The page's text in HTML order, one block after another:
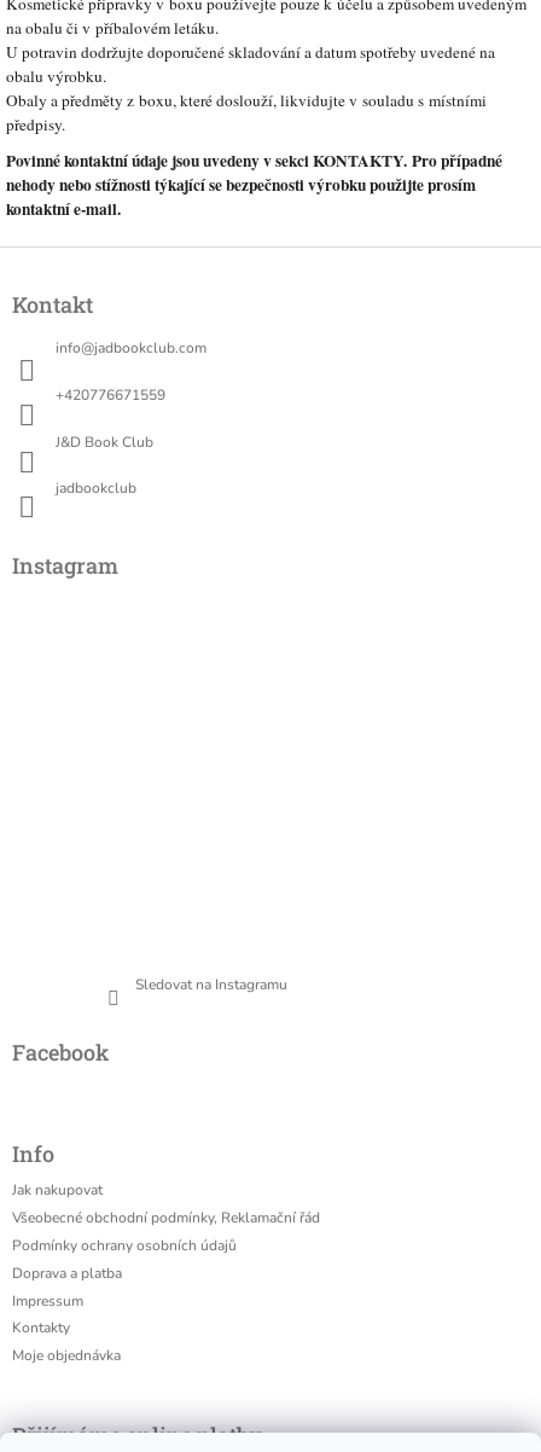
na obalu či v příbalovém letáku.
U potravin dodržujte doporučené skladování a datum spotřeby uvedené na
obalu výrobku.
Obaly a předměty z boxu, které doslouží, likvidujte v souladu s místními
předpisy.
Povinné kontaktní údaje jsou uvedeny v sekci KONTAKTY. Pro případné
nehody nebo stížnosti týkající se bezpečnosti výrobku použijte prosím
kontaktní e-mail.
pKontakt
info@jadbookclub.com
+420776671559
J&D Book Club
jadbookclub
Instagram
Sledovat na Instagramu
Facebook
Info
Jak nakupovat
Všeobecné obchodní podmínky, Reklamační řád
Podmínky ochrany osobních údajů
Doprava a platba
Impressum
Kontakty
Moje objednávka
Přijímáme online platby